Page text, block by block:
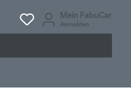
Mein FabuCar
Anmelden